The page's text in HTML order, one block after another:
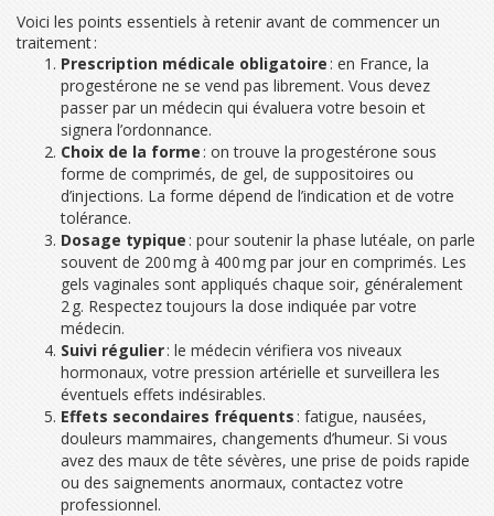
Voici les points essentiels à retenir avant de commencer un
traitement :
Prescription médicale obligatoire : en France, la
progestérone ne se vend pas librement. Vous devez
passer par un médecin qui évaluera votre besoin et
signera l’ordonnance.
Choix de la forme: on trouve la progestérone sous
forme de comprimés, de gel, de suppositoires ou
d’injections. La forme dépend de l’indication et de votre
tolérance.
Dosage typique: pour soutenir la phase lutéale, on parle
souvent de 200 mg à 400 mg par jour en comprimés. Les
gels vaginales sont appliqués chaque soir, généralement
2 g. Respectez toujours la dose indiquée par votre
médecin.
Suivi régulier: le médecin vérifiera vos niveaux
hormonaux, votre pression artérielle et surveillera les
éventuels effets indésirables.
Effets secondaires fréquents: fatigue, nausées,
douleurs mammaires, changements d’humeur. Si vous
avez des maux de tête sévères, une prise de poids rapide
ou des saignements anormaux, contactez votre
professionnel.